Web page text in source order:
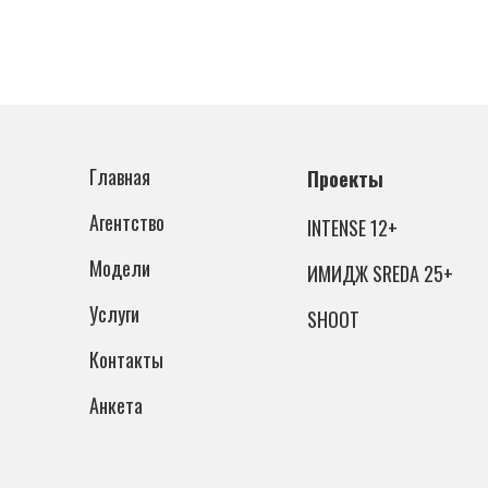
Главная
Агентство
Модели
Услуги
Контакты
Анкета
Проекты
INTENSE 12+
ИМИДЖ SREDA 25+
SHOOT